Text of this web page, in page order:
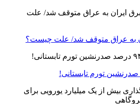
به عراق متوقف شد/ علت چیست؟